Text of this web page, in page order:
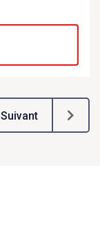
Suivant